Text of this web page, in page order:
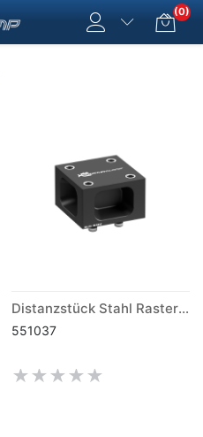
(0)
Distanzstück Stahl Raster 40mm
551037